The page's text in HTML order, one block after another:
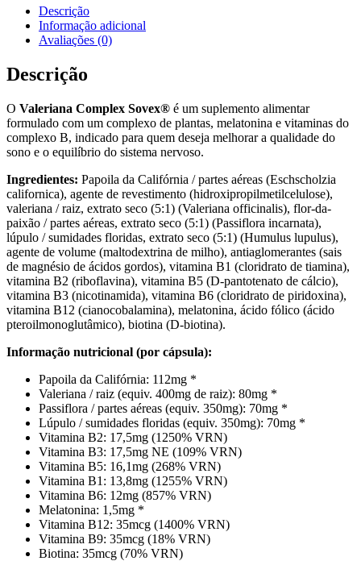
Descrição
Informação adicional
Avaliações (0)
Descrição
O Valeriana Complex Sovex® é um suplemento alimentar
formulado com um complexo de plantas, melatonina e vitaminas do
complexo B, indicado para quem deseja melhorar a qualidade do
sono e o equilíbrio do sistema nervoso.
Ingredientes: Papoila da Califórnia / partes aéreas (Eschscholzia
californica), agente de revestimento (hidroxipropilmetilcelulose),
valeriana / raiz, extrato seco (5:1) (Valeriana officinalis), flor-da-
paixão / partes aéreas, extrato seco (5:1) (Passiflora incarnata),
lúpulo / sumidades floridas, extrato seco (5:1) (Humulus lupulus),
agente de volume (maltodextrina de milho), antiaglomerantes (sais
de magnésio de ácidos gordos), vitamina B1 (cloridrato de tiamina),
vitamina B2 (riboflavina), vitamina B5 (D-pantotenato de cálcio),
vitamina B3 (nicotinamida), vitamina B6 (cloridrato de piridoxina),
vitamina B12 (cianocobalamina), melatonina, ácido fólico (ácido
pteroilmonoglutâmico), biotina (D-biotina).
Informação nutricional (por cápsula):
Papoila da Califórnia: 112mg *
Valeriana / raiz (equiv. 400mg de raiz): 80mg *
Passiflora / partes aéreas (equiv. 350mg): 70mg *
Lúpulo / sumidades floridas (equiv. 350mg): 70mg *
Vitamina B2: 17,5mg (1250% VRN)
Vitamina B3: 17,5mg NE (109% VRN)
Vitamina B5: 16,1mg (268% VRN)
Vitamina B1: 13,8mg (1255% VRN)
Vitamina B6: 12mg (857% VRN)
Melatonina: 1,5mg *
Vitamina B12: 35mcg (1400% VRN)
Vitamina B9: 35mcg (18% VRN)
Biotina: 35mcg (70% VRN)